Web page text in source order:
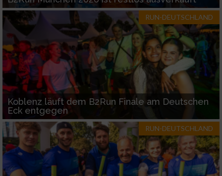
RUN-DEUTSCHLAND
Koblenz läuft dem B2Run Finale am Deutschen
Eck entgegen
RUN-DEUTSCHLAND